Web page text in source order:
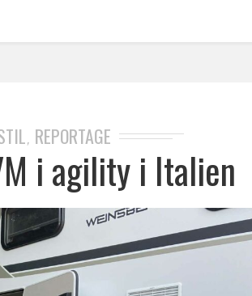
, REPORTAGE
i agility i Italien